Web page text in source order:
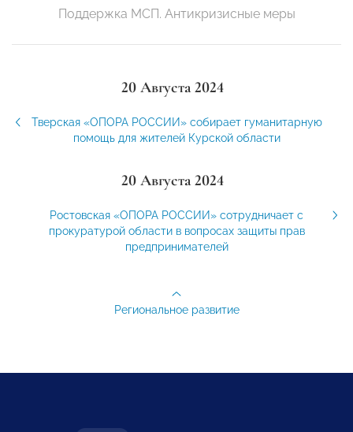
Поддержка МСП. Антикризисные меры
20 Августа 2024
Тверская «ОПОРА РОССИИ» собирает гуманитарную
помощь для жителей Курской области
20 Августа 2024
Ростовская «ОПОРА РОССИИ» сотрудничает с
прокуратурой области в вопросах защиты прав
предпринимателей
Региональное развитие